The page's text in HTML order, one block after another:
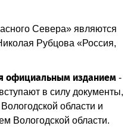
Севера» являются
Рубцова «Россия,
официальным изданием -
в силу документы,
области и
Вологодской области.